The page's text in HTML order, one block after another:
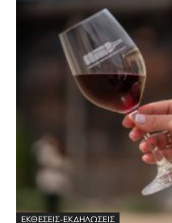
ΕΚΘΈΣΕΙΣ-ΕΚΔΗΛΏΣΕΙΣ